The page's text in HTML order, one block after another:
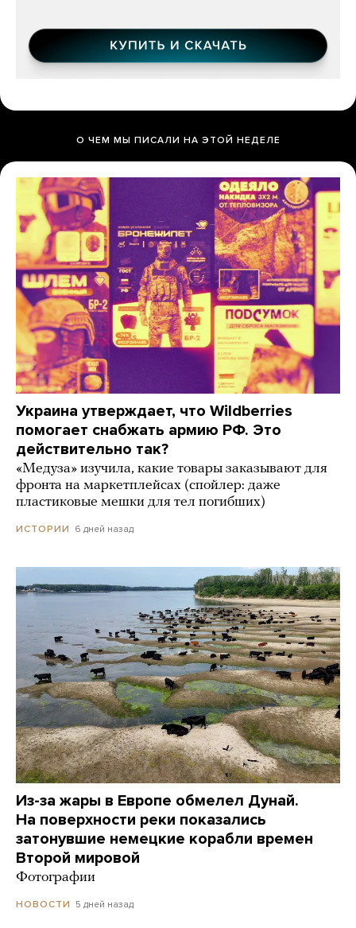
О ЧЕМ МЫ ПИСАЛИ НА ЭТОЙ НЕДЕЛЕ
Украина утверждает, что Wildberries
помогает снабжать армию РФ. Это
действительно так?
«Медуза» изучила, какие товары заказывают для
фронта на маркетплейсах (спойлер: даже
пластиковые мешки для тел погибших)
ИСТОРИИ 6 дней назад
Из-за жары в Европе обмелел Дунай.
На поверхности реки показались
затонувшие немецкие корабли времен
Второй мировой
Фотографии
НОВОСТИ 5 дней назад